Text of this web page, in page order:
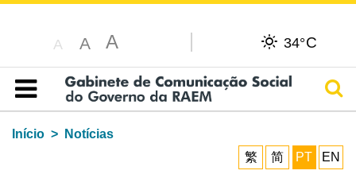
A A A 34°C
Índice
Início
Notícias
繁
简 PT EN